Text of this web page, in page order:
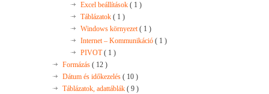
Excel beállítások ( 1 )
Táblázatok ( 1 )
Windows környezet( 1 )
Internet – Kommunikáció ( 1 )
PIVOT( 1 )
Formázás ( 12 )
Dátum és időkezelés ( 10 )
Táblázatok, adattáblák ( 9 )